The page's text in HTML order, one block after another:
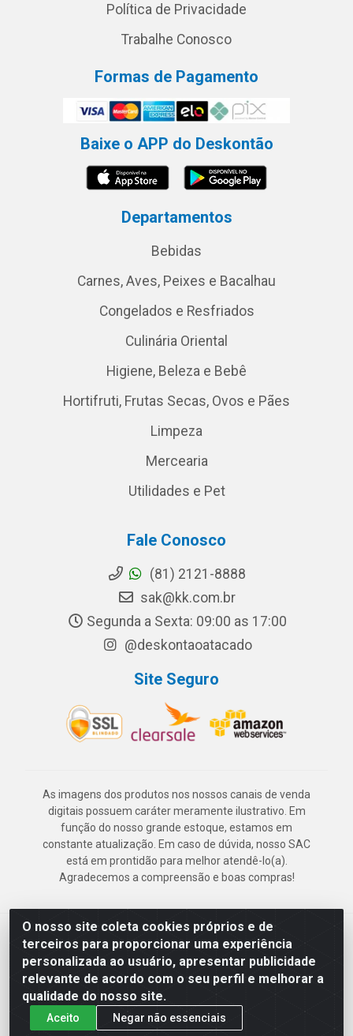
O nosso site coleta cookies próprios e de
terceiros para proporcionar uma experiência
personalizada ao usuário, apresentar publicidade
relevante de acordo com o seu perfil e melhorar a
qualidade do nosso site.
Aceito Negar não essenciais
Política de Privacidade
Trabalhe Conosco
Formas de Pagamento
Baixe o APP do Deskontão
Departamentos
Bebidas
Carnes, Aves, Peixes e Bacalhau
Congelados e Resfriados
Culinária Oriental
Higiene, Beleza e Bebê
Hortifruti, Frutas Secas, Ovos e Pães
Limpeza
Mercearia
Utilidades e Pet
Fale Conosco
(81) 2121-8888
sak@kk.com.br
Segunda a Sexta: 09:00 as 17:00
@deskontaoatacado
Site Seguro
As imagens dos produtos nos nossos canais de venda
digitais possuem caráter meramente ilustrativo. Em
função do nosso grande estoque, estamos em
constante atualização. Em caso de dúvida, nosso SAC
está em prontidão para melhor atendê-lo(a).
Agradecemos a compreensão e boas compras!
Deskontão Atacado - Av. Marechal Mascarenhas de Morais, 2471 -
Imbiribeira - Recife/PE - CEP 51.150-001 - CNPJ 24.150.377/0003-
57